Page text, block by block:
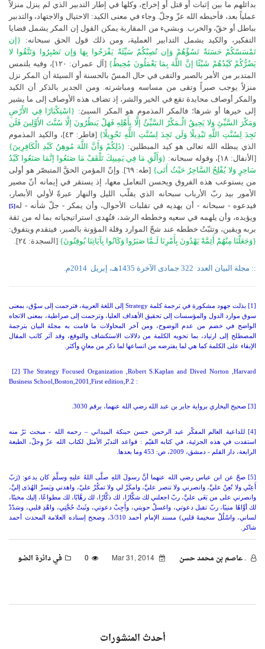
بدائلهم ما بين إثبات أو قتل أو إخراج، وكلها في إطار التدبير الذي لم ينزل منزلاً
عملياً بعد، فأحبطه الله عزّ وجلّ. وجاء في معنى الكيد: الاحتيال والاجتهاد، والتدبير
بباطل أو حقّ، والحرب. وبشيء من المقاربة يمكن القول إن المكر يشمل قضايا
التفكير، والكيد يشمل التدابير العملية، ومن ذلك قول الحق سبحانه: {إن
تَمْسَسْكُمْ حَسَنَةٌ تَسُؤْهُمْ وَإن تُصِبْكُمْ سَيِّئَةٌ يَفْرَحُوا بِهَا وَإن تَصْبِرُوا وَتَتَّقُوا لا
يَضُرُّكُمْ كَيْدُهُمْ شَيْئًا إنَّ اللَّهَ بِمَا يَعْمَلُونَ مُحِيطٌ} [آل عمران: ١٢٠]،
وفيه يلتمس
المتدبر من الأمر بالصبر والتقى في حال المسّ بالحسنة أو السيئة أن المكر نزل
منزلاً يوجب صبراً وتقى من مساسه ومباشرته. ومن الجدير بالذكر أن الكيد
والمكر أوصاف محايدة تقع في الخير والشر، إذ تضاف هذه الأوصاف إلى ما يشير
إلى خيرها أو شرها؛ فالمكر المذموم هو المكر السيئ: {اسْتِكْبَارًا فِي الأَرْضِ
وَمَكْرَ السَّيِّئِ وَلا يَحِيقُ الْـمَكْرُ السَّيِّئُ إلَّا بِأَهْلِهِ فَهَلْ يَنظُرُونَ إلَّا سُنَّتَ الأَوَّلِينَ فَلَن
تَجِدَ لِسُنَّتِ اللَّهِ تَبْدِيلًا وَلَن تَجِدَ لِسُنَّتِ اللَّهِ تَحْوِيلًا} [فاطر: ٤٣]
، والكيد المذموم
الذي يبطله الله تعالى هو كيد المبطلين: {ذَلِكُمْ وَأَنَّ اللَّهَ مُوهِنُ كَيْدِ الْكَافِرِينَ}
[الأنفال: ١٨]
، وقوله سبحانه: {وَأَلْقِ مَا فِي يَمِينِكَ تَلْقَفْ مَا صَنَعُوا إنَّمَا صَنَعُوا كَيْدُ
سَاحِرٍ وَلا يُفْلِحُ السَّاحِرُ حَيْثُ أَتَى} [طه: ٦٩]
. وإنّ المؤمن الحقَّ المتبصّر هو أولى
من يستوعب هذه الفروق ويحسن التعامل معها، إذ يستقر في إيمانه أنّ مصير
الأمور بيد ربّ الأرباب سبحانه الذي يقلّب الليل والنهار عبرةً لأولي الأبصار،
فيدعوه - سبحانه - أن يهديه في تقلبات الأحوال، وأن يمكر - جلّ شأنه - له [5]
ويؤيده، وأن يلهمه في سعيه وخططه الرشد، فتُهدى استراتيجياته بما له من ثقة
بربه ويقين، وتثبّتُ خططه عند شحّ الموارد وقلة المؤونة بالصبر، فيتقدم ويتفوق:
{وَجَعَلْنَا مِنْهُمْ أَئِمَّةً يَهْدُونَ بِأَمْرِنَا لَـمَّا صَبَرُوا وَكَانُوا بِآيَاتِنَا يُوقِنُونَ} [السجدة: ٢٤]
:: مجلة البيان العدد 322 جمادى الآخرة 1435هـ، إبريل 2014م.
[1] بذلت جهود مشكورة في ترجمة كلمة Strategy إلى اللغة العربية، فترجمت إلى سوْق، بمعنى
سوق موارد الدول والمؤسسات إلى تحقيق الأهداف العليا، وترجمت إلى صراطية، بمعنى الاتجاه
الواضح في خضم من عدم الوضوح، ومن آخر المحاولات ما قامت به مجلة البيان بترجمة
المصطلح إلى ارتياد، بما تحويه الكلمة من دلالات الاستكشاف والتوقع، وقد آثر كاتب المقال
الإبقاء على الكلمة كما هي لما يفترضه من اتساعها لما ذكر من معانٍ وأكثر.
[2] The Strategy Focused Organization Robert S Kaplan and Dived Norton
Harvard
Business School Boston First edition P : 2.
[3] صحيح البخاري برواية جابر بن عبد الله رضي الله عنهما، برقم
[4] للداعية العالم المفكّر عبد الرحمن حسن حبنكة الميداني – رحمه الله - مبحث ثرّ منه
استفدت في هذه الجزئية، في كتابه القيّم
: قواعد التدبّر الأمثل لكتاب الله عزّ وجلّ، الطبعة
الرابعة، دار القلم - دمشق، ، ص: 453 وما بعدها
[5] صحّ عن ابن عباس رضي الله عنهما أنَّ رسولَ اللهِ صلَّى اللهُ عليهِ وسلَّمَ كان يدعو : (رَبّ
أَعِنّي ولا تُعِنْ عليَّ، وانصرني ولا تنصر عليَّ، وامكَرْ لي ولا تمكُرْ عليّ، واهدني ويَسرْ الهُدَى إليَّ،
وانصرني على من بَغَى عليَّ، ربّ اجعلني لك شكَّارًا، لك ذكَّارًا، لك رهَّابًا، لك مطواعًا، إليك مخبتًا،
لك أوَّاهًا منيبًا، ربّ تقبل دعوتي، واغسلْ حوبتي، وأَجِبْ دعوتي، وثَبتْ حُجَّتِي، واهْدِ قلبي، وسَدّدْ
لساني، واسْلُلْ سخيمةَ قلبي) مسند الإمام أحمد
، وصحح إسناده العلامة المحدث أحمد
شاكر
. عاصم بن محمد حسن 0 في دائرة الضو
أحدث المنشورات